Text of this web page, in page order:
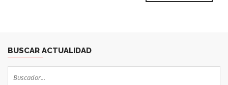
BUSCAR ACTUALIDAD